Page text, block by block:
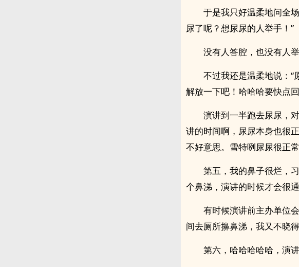
于是我只好温柔地问全
尿了呢？想尿尿的人举手！”
没有人答腔，也没有人举
不过我还是温柔地说：
解放一下吧！哈哈哈要快点
演讲到一半跑去尿尿，
讲的时间啊，尿尿本身也很
不好意思。雪特咧尿尿很正常
第五，我的鼻子很烂，
个鼻涕，演讲的时候才会很
有时候演讲前主办单位
间去厕所擤鼻涕，我又不晓
第六，哈哈哈哈哈，演